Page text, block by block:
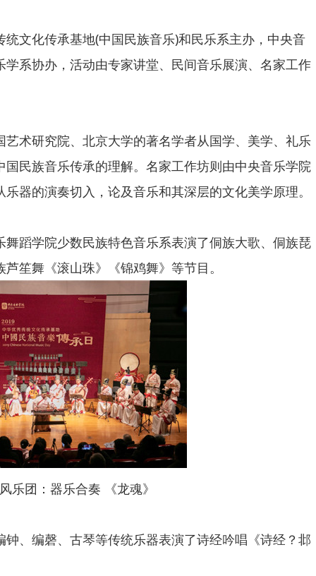
文化传承基地(中国民族音乐)和民乐系主办，中央音
系协办，活动由专家讲堂、民间音乐展演、名家工作
术研究院、北京大学的著名学者从国学、美学、礼乐
民族音乐传承的理解。名家工作坊则由中央音乐学院
器的演奏切入，论及音乐和其深层的文化美学原理。
蹈学院少数民族特色音乐系表演了侗族大歌、侗族琵
笙舞《滚山珠》《锦鸡舞》等节目。
乐团：器乐合奏 《龙魂》
、编磬、古琴等传统乐器表演了诗经吟唱《诗经？邶